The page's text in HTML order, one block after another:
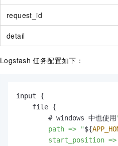
request_id
detail
Logstash 任务配置如下：
input {
    file {
        # windows 中也使用
        path => "
${
start_position =>